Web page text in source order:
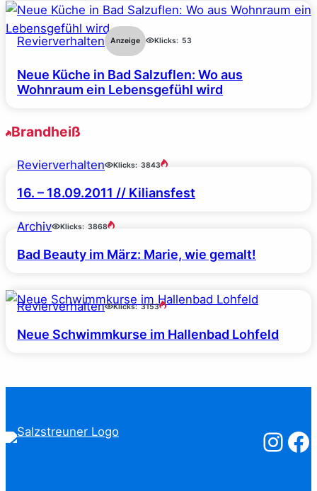
Revierverhalten Anzeige Klicks: 53
Neue Küche in Bad Salzuflen: Wo aus
Wohnraum ein Lebensgefühl wird
Brandheiß
Revierverhalten Klicks: 3843
16. – 18.09.2011 // Kiliansfest
Archiv Klicks: 3868
Bad Beauty im März: Marie, wie gemalt!
Revierverhalten Klicks: 3153
Neue Schwimmkurse im Hallenbad Lohfeld